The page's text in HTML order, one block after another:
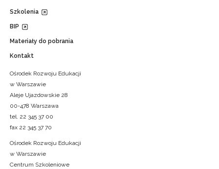
Szkolenia
BIP
Materiały do pobrania
Kontakt
Ośrodek Rozwoju Edukacji
w Warszawie
Aleje Ujazdowskie 28
00-478 Warszawa
tel. 22 345 37 00
fax 22 345 37 70
Ośrodek Rozwoju Edukacji
w Warszawie
Centrum Szkoleniowe